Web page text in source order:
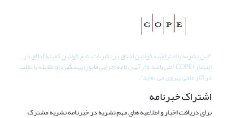
"این نشریه با احترام به قوانین اخلاق در نشریات، تابع قوانین کمیتۀ اخلاق در
انتشار (COPE) می باشد و از آیین نامه اجرایی قانون پیشگیری و مقابله با تقلب
در آثار علمی پیروی می نماید".
اشتراک خبرنامه
برای دریافت اخبار و اطلاعیه های مهم نشریه در خبرنامه نشریه مشترک